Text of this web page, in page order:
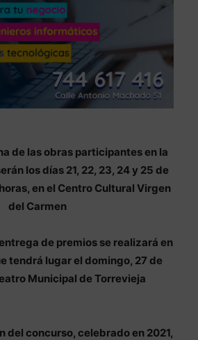
de las obras participantes en la
los días 21, 22, 23, 24 y 25 de
en el Centro Cultural Virgen
del Carmen
de premios se realizará en
tendrá lugar el domingo, 27 de
Municipal de Torrevieja
del concurso, celebrado en 2021,